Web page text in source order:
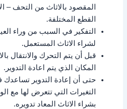
المقصود بالاثاث من التحف –
القطع المختلفة.
التفكير في السبب من وراء
لشراء الاثاث المستعمل.
قبل أن يتم التحرك والانتقال
المكان الذي يتم اعادة التدوير.
حتى أن إعادة التدوير
التغيرات التي تتعرض لها مع
بشراء الاثاث المعاد تدويره.